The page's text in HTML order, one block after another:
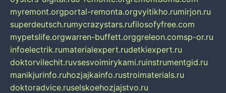
myremont.orgportal-remonta.orgvyitikho.rumirjon.ru
superdeutsch.rumycrazystars.rufilosofyfree.com
mypetslife.orgwarren-buffett.orggreleon.comsp-or.ru
infoelectrik.rumaterialexpert.rudetkiexpert.ru
doktorvilechit.ruvsesvoimirykami.ruinstrumentgid.ru
manikjurinfo.ruhozjajkainfo.rustroimaterials.ru
doktoradvice.ruselskoehozjajstvo.ru